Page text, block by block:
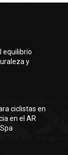
equilibrio
y
ciclistas en
en el AR